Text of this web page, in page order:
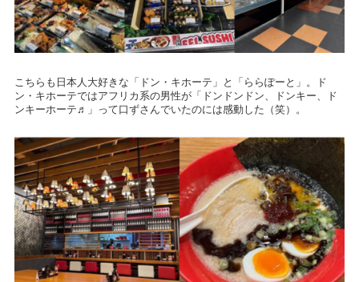
こちらも日本人大好きな「ドン・キホーテ」と「ららぽーと」。ド
ン・キホーテではアフリカ系の男性が「ドンドンドン、ドンキー、ド
ンキーホーテ♬」って口ずさんでいたのには感動した（笑）。